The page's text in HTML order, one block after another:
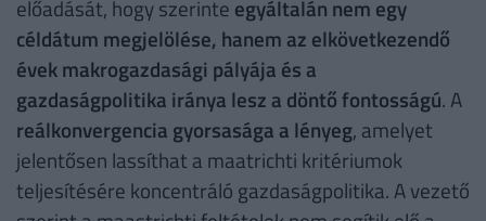
előadását, hogy szerinte egyáltalán nem egy
céldátum megjelölése, hanem az elkövetkezendő
évek makrogazdasági pályája és a
gazdaságpolitika iránya lesz a döntő fontosságú. A
reálkonvergencia gyorsasága a lényeg, amelyet
jelentősen lassíthat a maatrichti kritériumok
teljesítésére koncentráló gazdaságpolitika. A vezető